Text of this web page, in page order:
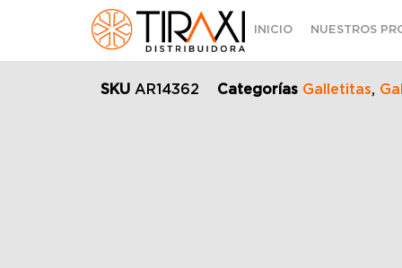
INICIO NUESTROS
SKU AR14362 Categorías Galletitas,